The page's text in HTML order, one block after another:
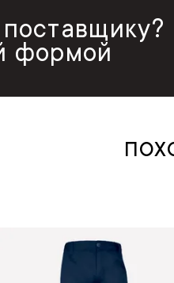
формой